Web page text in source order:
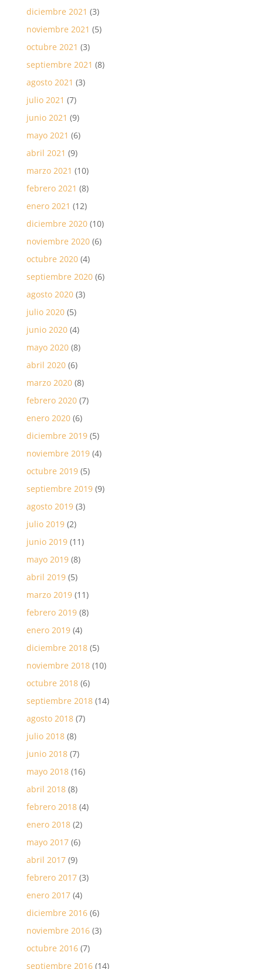
diciembre 2021 (3)
noviembre 2021 (5)
octubre 2021 (3)
septiembre 2021 (8)
agosto 2021 (3)
julio 2021 (7)
junio 2021 (9)
mayo 2021 (6)
abril 2021 (9)
marzo 2021 (10)
febrero 2021 (8)
enero 2021 (12)
diciembre 2020(10)
noviembre 2020(6)
octubre 2020(4)
septiembre 2020(6)
agosto 2020(3)
julio 2020(5)
junio 2020(4)
mayo 2020(8)
abril 2020(6)
marzo 2020(8)
febrero 2020(7)
enero 2020(6)
diciembre 2019(5)
noviembre 2019(4)
octubre 2019(5)
septiembre 2019(9)
agosto 2019(3)
julio 2019(2)
junio 2019(11)
mayo 2019(8)
abril 2019(5)
marzo 2019(11)
febrero 2019(8)
enero 2019(4)
diciembre 2018(5)
noviembre 2018(10)
octubre 2018(6)
septiembre 2018(14)
agosto 2018(7)
julio 2018(8)
junio 2018(7)
mayo 2018(16)
abril 2018(8)
febrero 2018(4)
enero 2018(2)
mayo 2017(6)
abril 2017(9)
febrero 2017(3)
enero 2017(4)
diciembre 2016(6)
noviembre 2016(3)
octubre 2016(7)
septiembre 2016(14)